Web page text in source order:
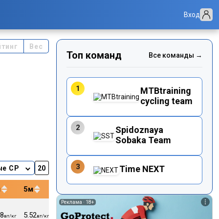
Вход
Вес
CP
5м 12м
вт/кг 5.52вт/кг 5.21вт/кг 5.11вт/кг 5.03вт/кг 168
Топ команд Все команды →
1
MTBtraining
cycling team
2
Spidoznaya
Sobaka Team
3 Time NEXT
Реклама · 18+